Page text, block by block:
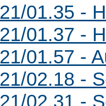
01.35 -
01.37 -
01.57 -
02.18 -
02.31 -